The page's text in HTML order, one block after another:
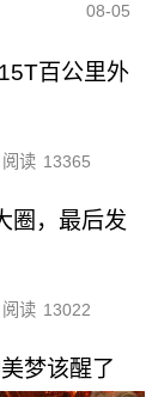
08-05
百公里外
阅读 13365
圈，最后发
阅读 13022
梦该醒了